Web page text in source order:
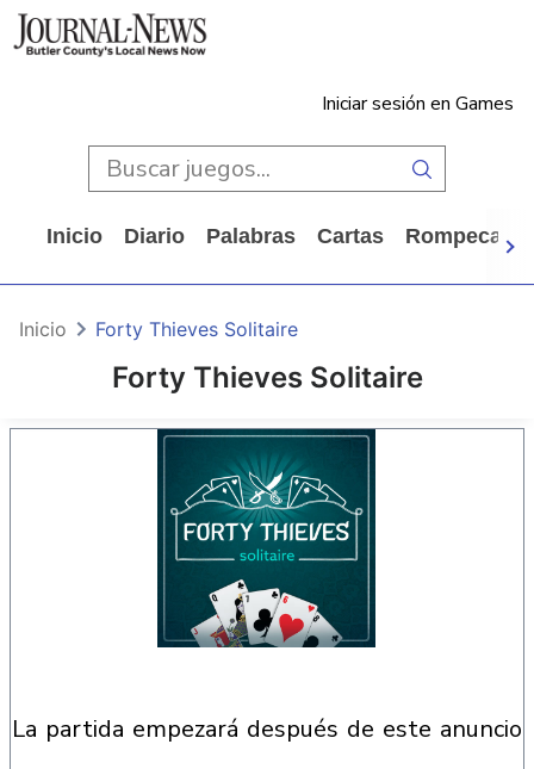
Iniciar sesión en Games
Inicio Diario Palabras Cartas
Forty Thieves Solitaire
Inicio Forty Thieves Solitaire
la partida empezará después de este anuncio